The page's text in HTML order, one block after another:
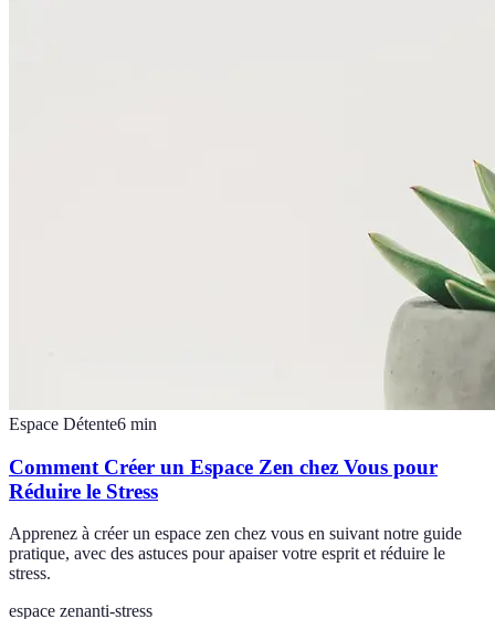
Espace Détente6 min
Comment Créer un Espace Zen chez Vous pour
Réduire le Stress
Apprenez à créer un espace zen chez vous en suivant notre guide
pratique, avec des astuces pour apaiser votre esprit et réduire le
stress.
espace zenanti-stress